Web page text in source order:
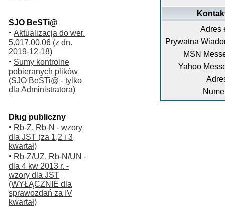
SJO BeSTi@
· Aktualizacja do wer.
5.017.00.06 (z dn.
2019-12-18)
· Sumy kontrolne
pobieranych plików
(SJO BeSTi@ - tylko
dla Administratora)
Dług publiczny
· Rb-Z, Rb-N - wzory
dla JST (za 1,2 i 3
kwartał)
· Rb-Z/UZ, Rb-N/UN -
dla 4 kw 2013 r. -
wzory dla JST
(WYŁĄCZNIE dla
sprawozdań za IV
kwartał)
Adres
Prywatna
MSN
Yahoo